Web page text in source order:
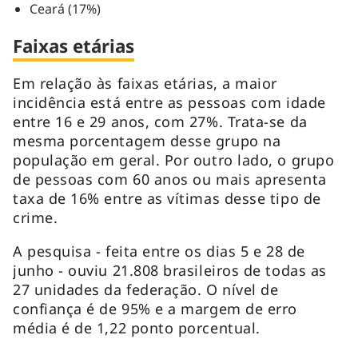
Ceará (17%)
Faixas etárias
Em relação às faixas etárias, a maior
incidência está entre as pessoas com idade
entre 16 e 29 anos, com 27%. Trata-se da
mesma porcentagem desse grupo na
população em geral. Por outro lado, o grupo
de pessoas com 60 anos ou mais apresenta
taxa de 16% entre as vítimas desse tipo de
crime.
A pesquisa - feita entre os dias 5 e 28 de
junho - ouviu 21.808 brasileiros de todas as
27 unidades da federação. O nível de
confiança é de 95% e a margem de erro
média é de 1,22 ponto porcentual.